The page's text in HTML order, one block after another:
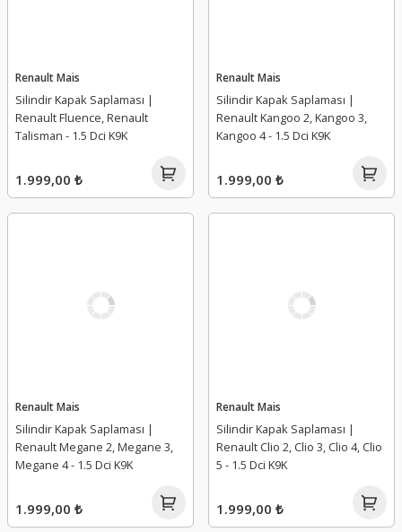
Renault Mais
Silindir Kapak Saplaması |
Renault Fluence, Renault
Talisman - 1.5 Dci K9K
1.999,00 ₺
Renault Mais
Silindir Kapak Saplaması |
Renault Kangoo 2, Kangoo 3,
Kangoo 4 - 1.5 Dci K9K
1.999,00 ₺
Renault Mais
Silindir Kapak Saplaması |
Renault Megane 2, Megane 3,
Megane 4 - 1.5 Dci K9K
1.999,00 ₺
Renault Mais
Silindir Kapak Saplaması |
Renault Clio 2, Clio 3, Clio 4, Clio
5 - 1.5 Dci K9K
1.999,00 ₺